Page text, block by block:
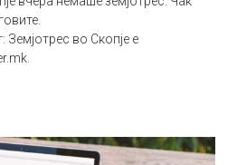
Земјотрес во Скопје е